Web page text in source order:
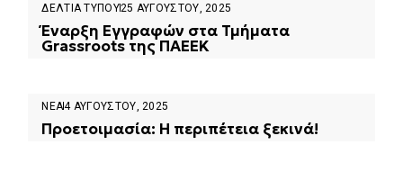
ΔΕΛΤΊΑ ΤΎΠΟΥ25 ΑΥΓΟΎΣΤΟΥ, 2025
Έναρξη Εγγραφών στα Τμήματα
Grassroots της ΠΑΕΕΚ
ΝΈΑ4 ΑΥΓΟΎΣΤΟΥ, 2025
Προετοιμασία: Η περιπέτεια ξεκινά!